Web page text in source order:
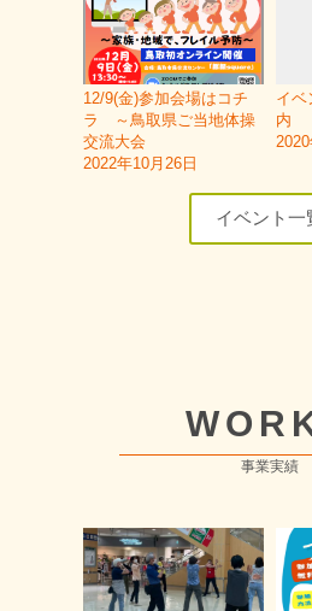
12/9(金)参加会場はコチ
ラ ～鳥取県ご当地体操
交流大会
2022年10月26日
イベ
内
イベント一
事業実績